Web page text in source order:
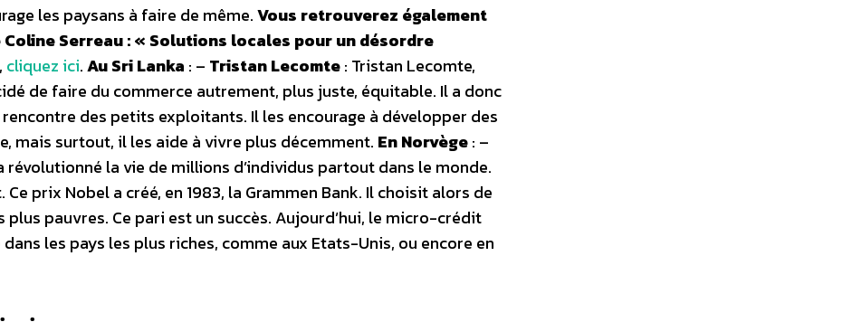
les paysans à faire de même.Vous retrouverez également
Serreau : « Solutions locales pour un désordre
cliquez ici.Au Sri Lanka : – Tristan Lecomte: Tristan Lecomte,
de faire du commerce autrement, plus juste, équitable. Il a donc
des petits exploitants. Il les encourage à développer des
mais surtout, il les aide à vivre plus décemment. En Norvège: –
révolutionné la vie de millions d’individus partout dans le monde.
prix Nobel a créé, en 1983, la Grammen Bank. Il choisit alors de
pauvres. Ce pari est un succès. Aujourd’hui, le micro-crédit
les pays les plus riches, comme aux Etats-Unis, ou encore en